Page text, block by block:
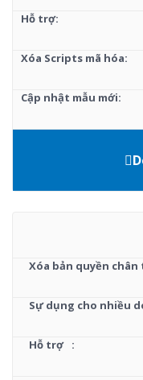
Hỗ trợ:
Xóa Scripts mã hóa:
Cập nhật mẫu mới:
Xóa bản quyền chân
Sự dụng cho nhiều
Hỗ trợ :